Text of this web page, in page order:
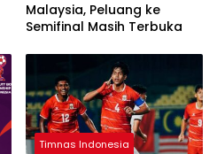
Malaysia, Peluang ke
Semifinal Masih Terbuka
Timnas Indonesia